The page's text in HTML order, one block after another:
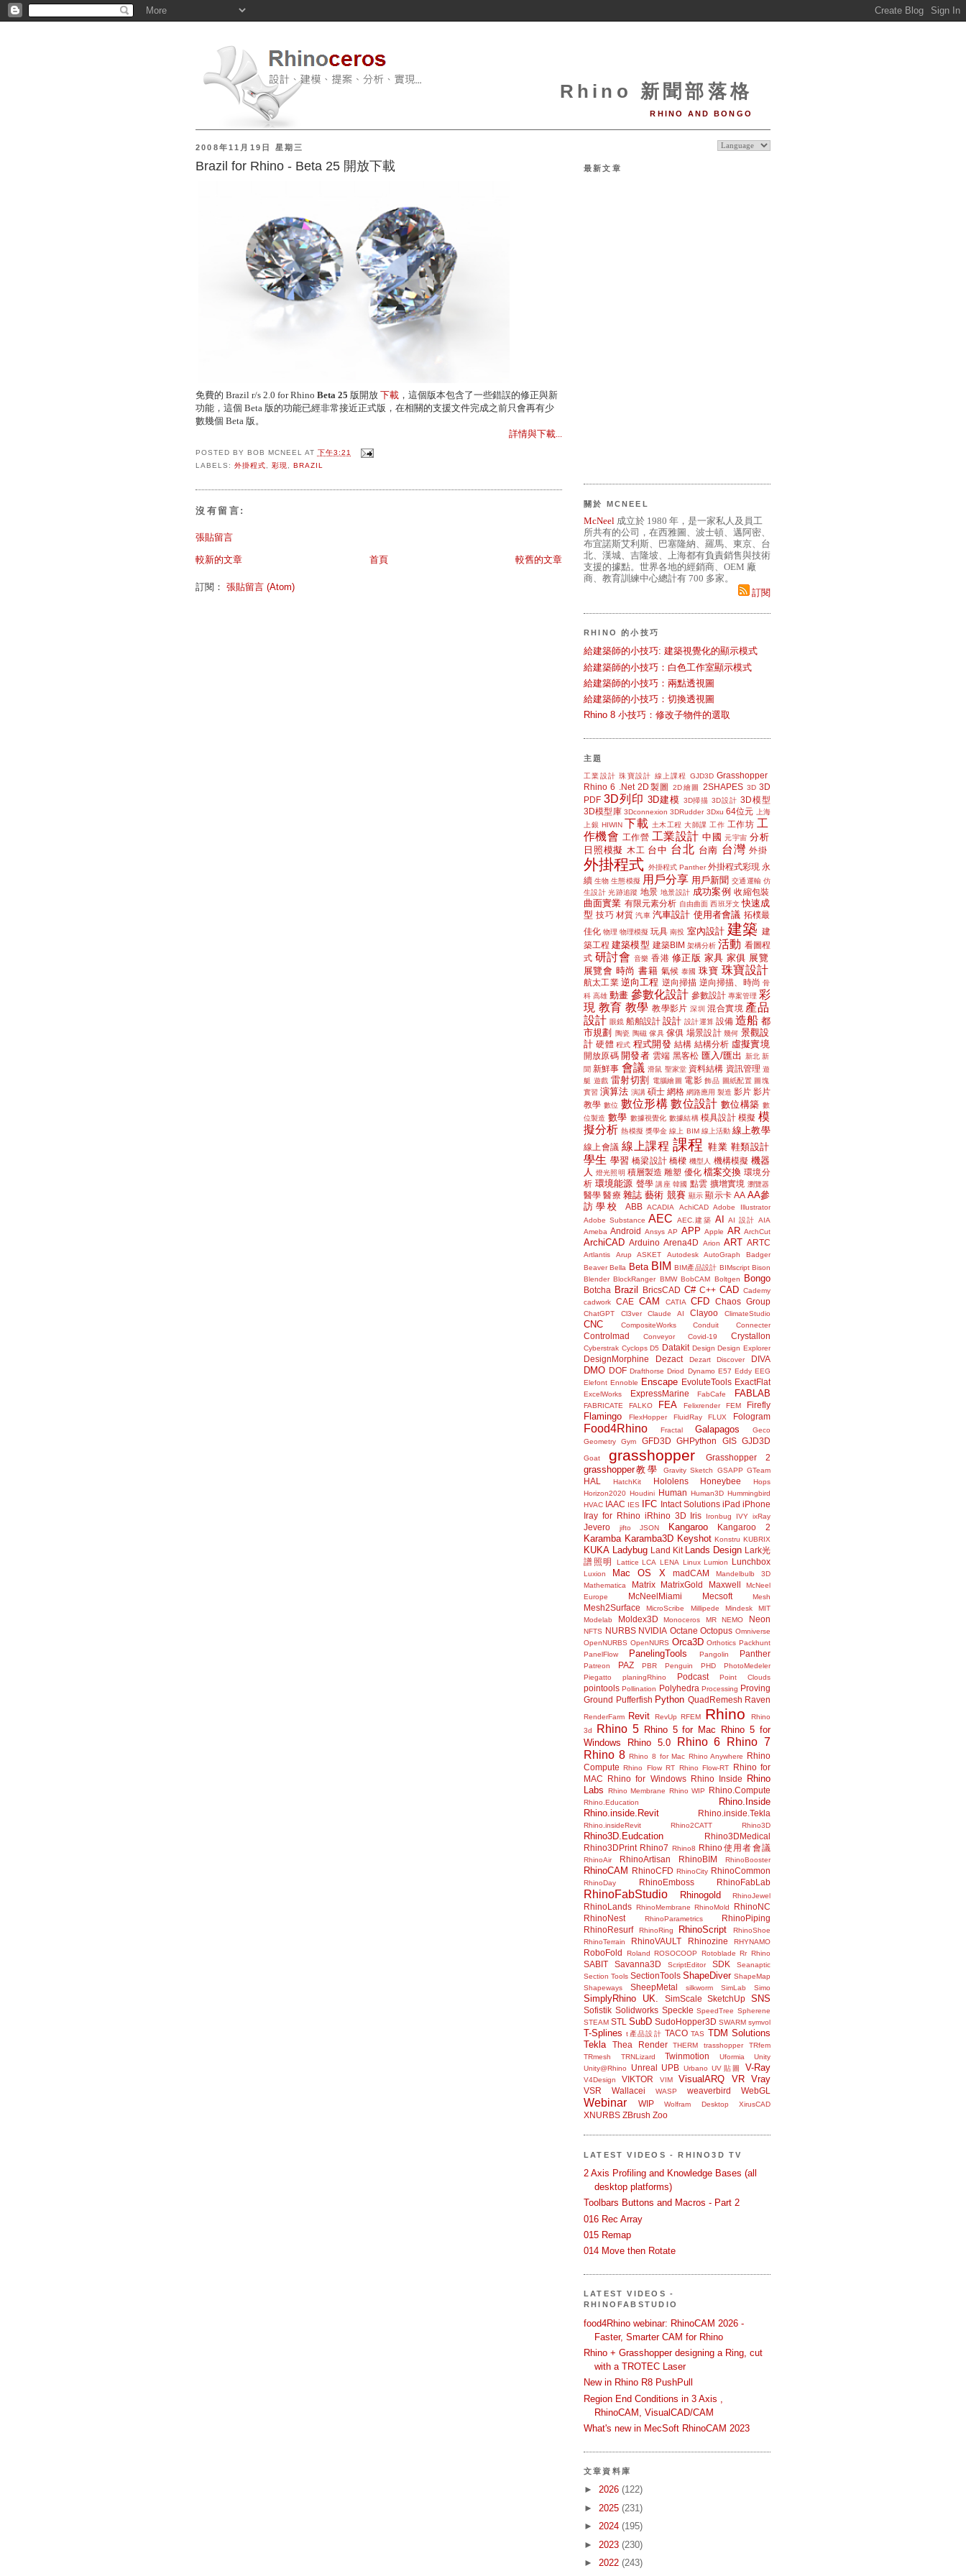
Rhino 新聞部落格
RHINO AND BONGO
2008年11月19日 星期三
Brazil for Rhino - Beta 25 開放下載
免費的 Brazil r/s 2.0 for Rhino Beta 25 版開放 下載 ，這個版本包含了一些錯誤的修正與新
功能，這個 Beta 版的功能已經非常接近正式版，在相關的支援文件完成之前只會再有少
數幾個 Beta 版。
詳情與下載...
POSTED BY BOB MCNEEL AT 下午3:21
LABELS: 外掛程式, 彩現, BRAZIL
沒有留言:
張貼留言
較新的文章 較舊的文章
首頁
訂閱： 張貼留言 (Atom)
最新文章
關於 MCNEEL
McNeel 成立於 1980 年，是一家私人及員工
所共有的公司，在西雅圖、波士頓、邁阿密、
布宜諾斯艾利斯、巴塞隆納、羅馬、東京、台
北、漢城、吉隆坡、上海都有負責銷售與技術
支援的據點。世界各地的經銷商、OEM 廠
商、教育訓練中心總計有 700 多家。
訂閱
RHINO 的小技巧
給建築師的小技巧: 建築視覺化的顯示模式
給建築師的小技巧：白色工作室顯示模式
給建築師的小技巧：兩點透視圖
給建築師的小技巧：切換透視圖
Rhino 8 小技巧：修改子物件的選取
主題
工業設計 珠寶設計 線上課程 GJD3D Grasshopper
Rhino 6
.Net 2D製圖 2D繪圖 2SHAPES 3D 3D
PDF 3D列印 3D建模 3D掃描 3D設計 3D模型
3D模型庫 3Dconnexion 3DRudder 3Dxu 64位元
上海
上銀 HIWIN 下載 土木工程 大師課 工作 工作坊 工
作機會 工作營 工業設計 中國 元宇宙 分析
日照模擬
木工 台中 台北 台南 台灣 外掛
外掛程式 外掛程式 Panther 外掛程式彩現 永
續 生物 生態模擬 用戶分享 用戶新聞 交通運輸 仿
生設計 光跡追蹤 地景 地景設計 成功案例 收縮包裝
曲面實業 有限元素分析 自由曲面 西班牙文 快速成
型 技巧 材質 汽車 汽車設計 使用者會議 拓樸最
佳化 物理 物理模擬 玩具 南投 室內設計 建築 建
築工程 建築模型 建築BIM 架構分析 活動 看圖程
式 研討會 音樂 香港 修正版 家具 家俱 展覽
展覽會 時尚 書籍 氣候 泰國 珠寶 珠寶設計
航太工業 逆向工程 逆向掃描 逆向掃描、時尚 骨
科 高雄 動畫 參數化設計 參數設計 專案管理 彩
現 教育 教學 教學影片 深圳 混合實境 產品
設計 眼鏡 船舶設計 設計 設計運算 設備 造船 都
市規劃
陶瓷 陶磁 傢具 傢俱 場景設計 幾何 景觀設
計 硬體 程式 程式開發 結構 結構分析 虛擬實境
開放原碼 開發者 雲端 黑客松 匯入/匯出 新北 新
聞 新鮮事 會議 滑鼠 聖家堂 資料結構 資訊管理 遊
艇 遊戲 雷射切割 電腦繪圖 電影 飾品 圖紙配置 圖塊
實習 演算法 演講 碩士 網格 網路應用 製造 影片 影片
教學 數位 數位形構 數位設計 數位構築 數
位製造 數學 數據視覺化 數據結構 模具設計 模擬 模
擬分析 熱模擬 獎學金 線上 BIM 線上活動 線上教學
線上會議 線上課程 課程 鞋業 鞋類設計
學生 學習 橋梁設計 橋樑 機型人 機構模擬 機器
人
燈光照明 積層製造 雕塑 優化 檔案交換 環境分
析 環境能源 聲學 講座 韓國 點雲 擴增實境 瀏覽器
醫學 醫療 雜誌 藝術 競賽 顯示 顯示卡 AA AA參
訪學校
ABB ACADIA AchiCAD
Adobe Illustrator
Adobe Substance AEC AEC.建築 AI AI 設計 AIA
Ameba Android Ansys AP APP Apple AR ArchCut
ArchiCAD Arduino Arena4D Arion ART ARTC
Artlantis Arup ASKET Autodesk AutoGraph
Badger
Beaver Bella Beta BIM BIM產品設計 BIMscript Bison
Blender BlockRanger BMW BobCAM Boltgen Bongo
Botcha Brazil BricsCAD C# C++ CAD Cademy
cadwork
CAE CAM CATIA CFD Chaos Group
ChatGPT Cl3ver Claude AI Clayoo ClimateStudio
CNC CompositeWorks Conduit Connecter
Controlmad Conveyor Covid-19 Crystallon
Cyberstrak Cyclops D5 Datakit Design Design Explorer
DesignMorphine Dezact Dezart Discover DIVA
DMO DOF Drafthorse Driod Dynamo E57 Eddy EEG
Elefont Ennoble Enscape EvoluteTools ExactFlat
ExcelWorks ExpressMarine FabCafe FABLAB
FABRICATE FALKO FEA Felixrender FEM Firefly
Flamingo FlexHopper FluidRay FLUX Fologram
Food4Rhino Fractal Galapagos
Geco
Geometry Gym
GFD3D GHPython GIS GJD3D
Goat grasshopper Grasshopper 2
grasshopper教學 Gravity Sketch GSAPP GTeam
HAL HatchKit Hololens Honeybee
Hops
Horizon2020 Houdini Human Human3D Hummingbird
HVAC IAAC IES IFC Intact Solutions iPad iPhone
Iray for Rhino iRhino 3D Iris Ironbug IVY ixRay
Jevero jifto JSON Kangaroo Kangaroo 2
Karamba Karamba3D Keyshot Konstru KUBRIX
KUKA Ladybug Land Kit Lands Design Lark光
譜照明
Lattice LCA LENA Linux Lumion Lunchbox
Luxion Mac OS X madCAM
Mandelbulb 3D
Mathematica
Matrix MatrixGold Maxwell
McNeel
Europe
McNeelMiami Mecsoft Mesh
Mesh2Surface MicroScribe Millipede Mindesk
MIT
Modelab
Moldex3D Monoceros MR NEMO Neon
NFTS NURBS NVIDIA Octane Octopus Omniverse
OpenNURBS OpenNURS Orca3D Orthotics Packhunt
PanelFlow
PanelingTools Pangolin Panther
Patreon PAZ PBR Penguin PHD
PhotoMedeler
Piegatto
planingRhino Podcast Point Clouds
pointools Pollination Polyhedra Processing Proving
Ground Pufferfish Python QuadRemesh Raven
RenderFarm Revit RevUp RFEM Rhino
Rhino
3d
Rhino 5 Rhino 5 for Mac
Rhino 5 for
Windows
Rhino 5.0 Rhino 6
Rhino 7
Rhino 8 Rhino 8 for Mac Rhino Anywhere
Rhino
Compute Rhino Flow RT Rhino Flow-RT
Rhino for
MAC
Rhino for Windows Rhino Inside
Rhino
Labs
Rhino Membrane Rhino WIP Rhino.Compute
Rhino.Education
Rhino.Inside
Rhino.inside.Revit
Rhino.inside.Tekla
Rhino.insideRevit Rhino2CATT Rhino3D
Rhino3D.Eudcation
Rhino3DMedical
Rhino3DPrint Rhino7 Rhino8 Rhino使用者會議
RhinoAir RhinoArtisan RhinoBIM RhinoBooster
RhinoCAM RhinoCFD RhinoCity RhinoCommon
RhinoDay RhinoEmboss RhinoFabLab
RhinoFabStudio Rhinogold RhinoJewel
RhinoLands RhinoMembrane RhinoMold
RhinoNC
RhinoNest
RhinoParametrics
RhinoPiping
RhinoResurf
RhinoRing RhinoScript
RhinoShoe
RhinoTerrain
RhinoVAULT Rhinozine RHYNAMO
RoboFold Roland ROSOCOOP Rotoblade Rr Rhino
SABIT Savanna3D ScriptEditor SDK
Seanaptic
Section Tools SectionTools ShapeDiver ShapeMap
Shapeways
SheepMetal silkworm SimLab Simo
SimplyRhino UK. SimScale SketchUp SNS
Sofistik Solidworks Speckle SpeedTree Spherene
STEAM STL SubD SudoHopper3D SWARM symvol
T-Splines t產品設計 TACO TAS TDM Solutions
Tekla
Thea Render THERM trasshopper
TRfem
TRmesh
TRNLizard Twinmotion Uformia
Unity
Unity@Rhino
Unreal UPB Urbano UV貼圖 V-Ray
V4Design VIKTOR VIM VisualARQ VR Vray
VSR Wallacei WASP weaverbird WebGL
Webinar WIP Wolfram Desktop XirusCAD
XNURBS ZBrush Zoo
LATEST VIDEOS - RHINO3D TV
2 Axis Profiling and Knowledge Bases (all
desktop platforms)
Toolbars Buttons and Macros - Part 2
016 Rec Array
015 Remap
014 Move then Rotate
LATEST VIDEOS -
RHINOFABSTUDIO
food4Rhino webinar: RhinoCAM 2026 -
Faster, Smarter CAM for Rhino
Rhino + Grasshopper designing a Ring, cut
with a TROTEC Laser
New in Rhino R8 PushPull
Region End Conditions in 3 Axis ,
RhinoCAM, VisualCAD/CAM
What's new in MecSoft RhinoCAM 2023
文章資料庫
► 2026 (122)
► 2025 (231)
► 2024 (195)
► 2023 (230)
► 2022 (243)